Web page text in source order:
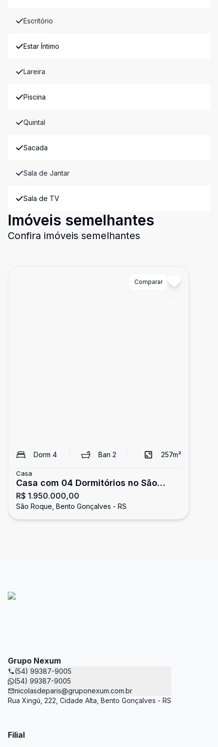
Escritório
Estar Íntimo
Lareira
Piscina
Quintal
Sacada
Sala de Jantar
Sala de TV
Imóveis semelhantes
Confira imóveis semelhantes
Comparar
Dorm 4 Ban2 257m²
Casa
Casa com 04 Dormitórios no São
Roque
R$ 1.950.000,00
São Roque, Bento Gonçalves - RS
Grupo Nexum
(54) 99387-9005
(54) 99387-9005
nicolasdeparis@gruponexum.com.br
Rua Xingú, 222, Cidade Alta, Bento Gonçalves - RS
Filial